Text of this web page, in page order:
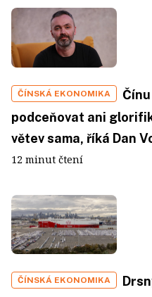
ČÍNSKÁ EKONOMIKA
podceňovat ani
větev sama, říká Dan
12 minut čtení
ČÍNSKÁ EKONOMIKA